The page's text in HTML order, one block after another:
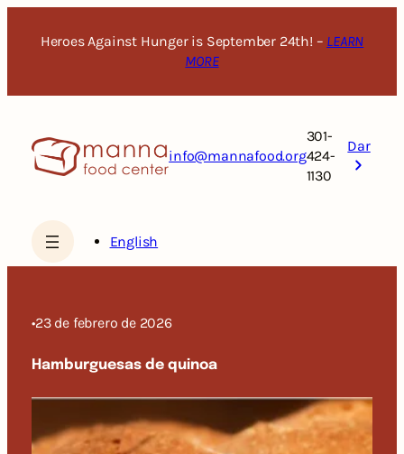
Heroes Against Hunger is September 24th! – LEARN
MORE
info@mannafood.org
301-
424-
1130
Dar
English
•23 de febrero de 2026
Hamburguesas de quinoa